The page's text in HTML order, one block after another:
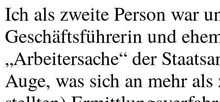
Ich als zweite Person war
Geschäftsführerin und
„Arbeitersache“ der
Auge, was sich an mehr